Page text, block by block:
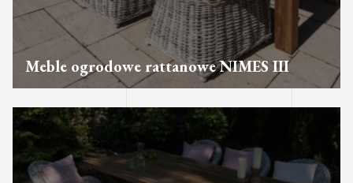
Meble ogrodowe rattanowe NIMES III